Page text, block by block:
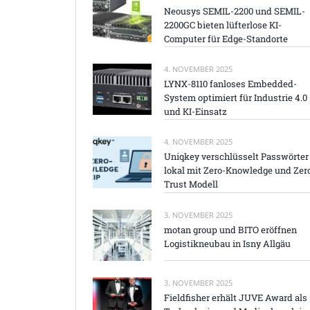
Neousys SEMIL-2200 und SEMIL-
2200GC bieten lüfterlose KI-
Computer für Edge-Standorte
4. NOVEMBER 2025
LYNX-8110 fanloses Embedded-
System optimiert für Industrie 4.0
und KI-Einsatz
4. NOVEMBER 2025
Uniqkey verschlüsselt Passwörter
lokal mit Zero-Knowledge und
Trust Modell
3. NOVEMBER 2025
motan group und BITO eröffnen
Logistikneubau in Isny Allgäu
3. NOVEMBER 2025
Fieldfisher erhält JUVE Award als